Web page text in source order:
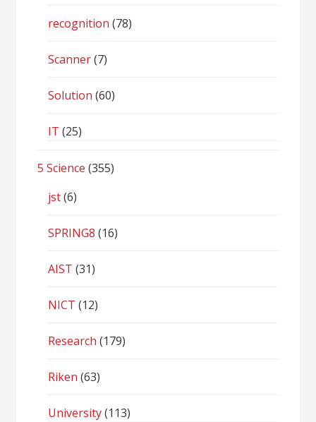
recognition (78)
Scanner(7)
Solution (60)
IT (25)
5 Science (355)
jst(6)
SPRING8 (16)
AIST (31)
NICT (12)
Research (179)
Riken (63)
University(113)